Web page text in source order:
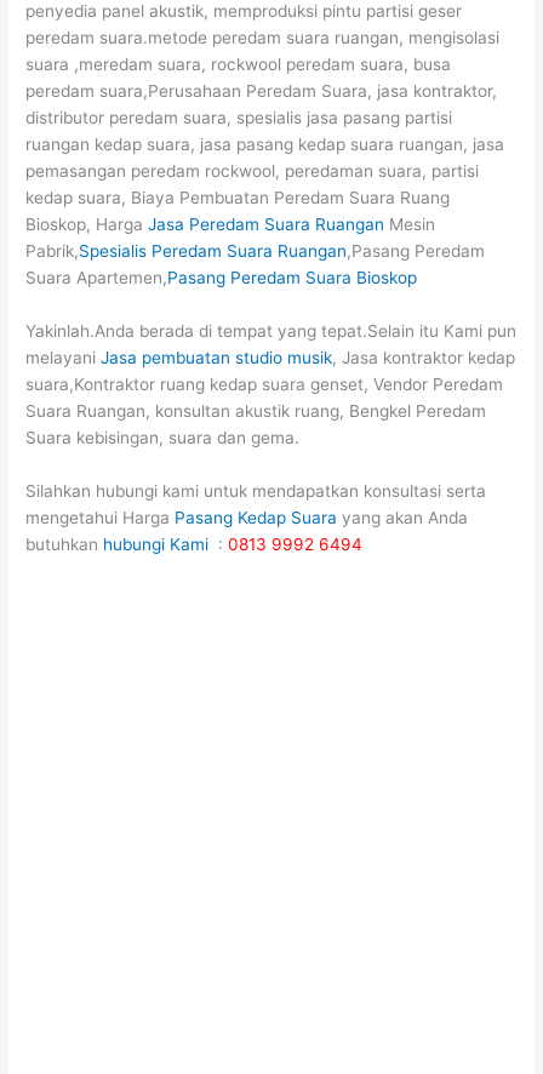
penyedia panel akustik, memproduksi pintu partisi geser
peredam suara.metode peredam suara ruangan, mengisolasi
suara ,meredam suara, rockwool peredam suara, busa
peredam suara,Perusahaan Peredam Suara, jasa kontraktor,
distributor peredam suara, spesialis jasa pasang partisi
ruangan kedap suara, jasa pasang kedap suara ruangan, jasa
pemasangan peredam rockwool, peredaman suara, partisi
kedap suara, Biaya Pembuatan Peredam Suara Ruang
Bioskop, HargaJasa Peredam Suara Ruangan Mesin
Pabrik,Spesialis Peredam Suara Ruangan,Pasang Peredam
Suara Apartemen,Pasang Peredam Suara Bioskop
Yakinlah.Anda berada di tempat yang tepat.Selain itu Kami pun
melayaniJasa pembuatan studio musik, Jasa kontraktor kedap
suara,Kontraktor ruang kedap suara genset, Vendor Peredam
Suara Ruangan, konsultan akustik ruang, Bengkel Peredam
Suara kebisingan, suara dan gema.
Silahkan hubungi kami untuk mendapatkan konsultasi serta
mengetahui Harga Pasang Kedap Suara yang akan Anda
butuhkan hubungi Kami :0813 9992 6494